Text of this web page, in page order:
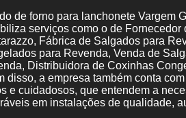
de forno para lanchonete Vargem
serviços como o de
Fábrica de Salgados para
para Revenda, Venda de
Distribuidora de Coxinhas
disso, a empresa também conta
e cuidadosos, que entendem a
em instalações de qualidade,